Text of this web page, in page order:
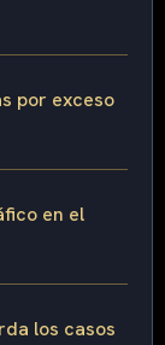
por exceso
en el
los casos